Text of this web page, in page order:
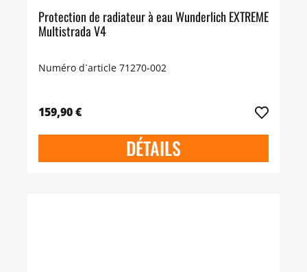
Protection de radiateur à eau Wunderlich EXTREME
Multistrada V4
Numéro d´article 71270-002
159,90 €
DÉTAILS